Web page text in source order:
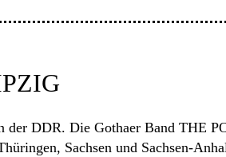
DDR. Die Gothaer Band THE
Sachsen und Sachsen-